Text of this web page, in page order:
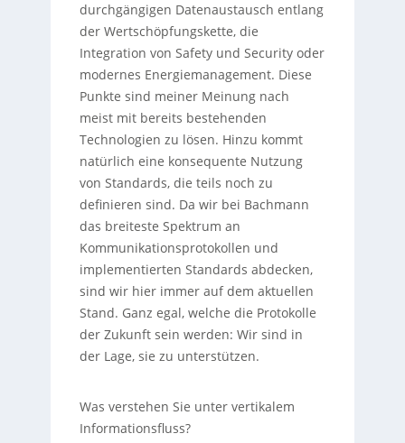
durchgängigen Datenaustausch entlang
der Wertschöpfungskette, die
Integration von Safety und Security oder
modernes Energiemanagement. Diese
Punkte sind meiner Meinung nach
meist mit bereits bestehenden
Technologien zu lösen. Hinzu kommt
natürlich eine konsequente Nutzung
von Standards, die teils noch zu
definieren sind. Da wir bei Bachmann
das breiteste Spektrum an
Kommunikationsprotokollen und
implementierten Standards abdecken,
sind wir hier immer auf dem aktuellen
Stand. Ganz egal, welche die Protokolle
der Zukunft sein werden: Wir sind in
der Lage, sie zu unterstützen.
Was verstehen Sie unter vertikalem
Informationsfluss?